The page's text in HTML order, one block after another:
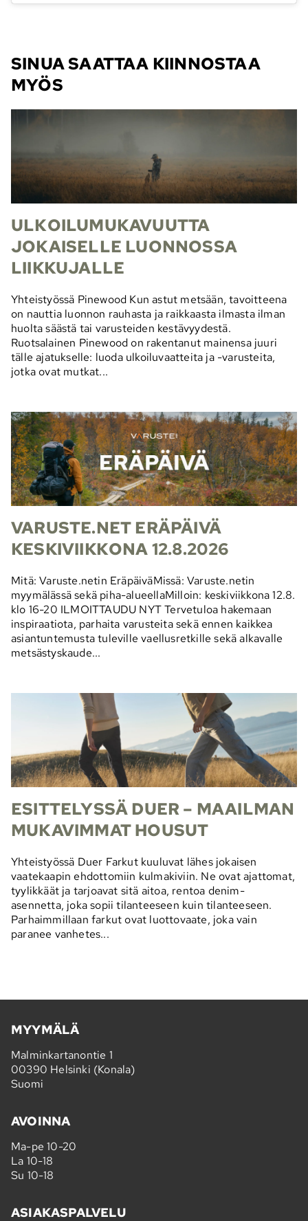
SINUA SAATTAA KIINNOSTAA
MYÖS
ULKOILUMUKAVUUTTA
JOKAISELLE LUONNOSSA
LIIKKUJALLE
Yhteistyössä Pinewood Kun astut metsään, tavoitteena
on nauttia luonnon rauhasta ja raikkaasta ilmasta ilman
huolta säästä tai varusteiden kestävyydestä.
Ruotsalainen Pinewood on rakentanut mainensa juuri
tälle ajatukselle: luoda ulkoiluvaatteita ja -varusteita,
jotka ovat mutkat...
VARUSTE.NET ERÄPÄIVÄ
KESKIVIIKKONA 12.8.2026
Mitä: Varuste.netin EräpäiväMissä: Varuste.netin
myymälässä sekä piha-alueellaMilloin: keskiviikkona 12.8.
klo 16-20 ILMOITTAUDU NYT Tervetuloa hakemaan
inspiraatiota, parhaita varusteita sekä ennen kaikkea
asiantuntemusta tuleville vaellusretkille sekä alkavalle
metsästyskaude...
ESITTELYSSÄ DUER – MAAILMAN
MUKAVIMMAT HOUSUT
Yhteistyössä Duer Farkut kuuluvat lähes jokaisen
vaatekaapin ehdottomiin kulmakiviin. Ne ovat ajattomat,
tyylikkäät ja tarjoavat sitä aitoa, rentoa denim-
asennetta, joka sopii tilanteeseen kuin tilanteeseen.
Parhaimmillaan farkut ovat luottovaate, joka vain
paranee vanhetes...
MYYMÄLÄ
Malminkartanontie 1
00390 Helsinki (Konala)
Suomi
AVOINNA
Ma-pe 10-20
La 10-18
Su 10-18
ASIAKASPALVELU